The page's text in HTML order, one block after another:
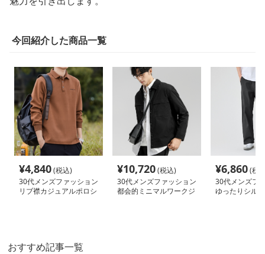
今回紹介した商品一覧
¥4,840(税込)
30代メンズファッション
リブ襟カジュアルポロシ
¥10,720(税込)
30代メンズファッション
都会的ミニマルワークジ
¥6,860(税
30代メンズフ
ゆったりシル
おすすめ記事一覧